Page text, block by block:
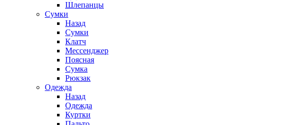
Шлепанцы
Cумки
Назад
Cумки
Клатч
Мессенджер
Поясная
Сумка
Рюкзак
Одежда
Назад
Одежда
Куртки